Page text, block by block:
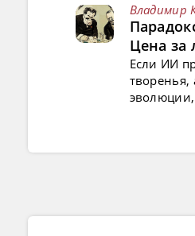
Владимир
Цена за
Если ИИ
творенья,